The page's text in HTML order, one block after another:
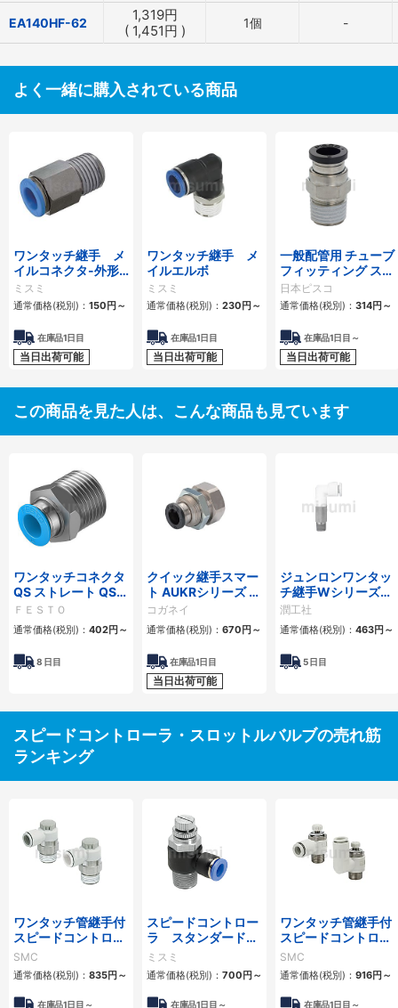
EA140HF-62 1,319円
( 1,451円 ) 1個 -
よく一緒に購入されている商品
ワンタッチ継手 メ
イルコネクタ-外形
六角タイプ-
ミスミ
通常価格(税別)： 150円～
在庫品1日目
当日出荷可能
ワンタッチ継手 メ
イルエルボ
ミスミ
通常価格(税別)： 230円～
在庫品1日目
当日出荷可能
一般配管用 チューブ
フィッティング スト
レート
日本ピスコ
通常価格(税別)： 314円～
在庫品1日目～
当日出荷可能
この商品を見た人は、こんな商品も見ています
ワンタッチコネクタ
QS ストレート QSシ
リーズ
ＦＥＳＴＯ
通常価格(税別)： 402円～
8 日目
クイック継手スマー
ト AUKRシリーズ 隔
壁レデューサ
コガネイ
通常価格(税別)： 670円～
在庫品1日目
当日出荷可能
ジュンロンワンタッ
チ継手Wシリーズ
（スポット溶接機器
配管用） ロングエル
ボ
潤工社
通常価格(税別)： 463円～
5日目
スピードコントローラ・スロットルバルブの売れ筋
ランキング
ワンタッチ管継手付
スピードコントロー
ラ プッシュロック式
エルボ/ユニバーサ
ルタイプ ASシリー
ズ
SMC
通常価格(税別)： 835円～
在庫品1日目～
スピードコントロー
ラ スタンダードタ
イプ
ミスミ
通常価格(税別)： 700円～
在庫品1日目～
ワンタッチ管継手付
スピードコントロー
ラ エルボタイプ/ユ
ニバーサルタイプ
ASシリーズ
SMC
通常価格(税別)： 916円～
在庫品1日目～